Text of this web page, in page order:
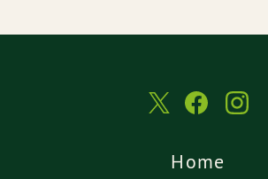
Home